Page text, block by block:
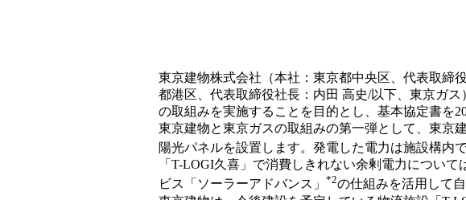
東京建物株式会社（本社：東京都中央区、代表取締
都港区、代表取締役社長：内田 高史/以下、東京ガ
の取組みを実施することを目的とし、基本協定書を
東京建物と東京ガスの取組みの第一弾として、東京
陽光パネルを設置します。発電した電力は施設構内
「T-LOGI久喜」で消費しきれない余剰電力につい
ビス「ソーラーアドバンス」 *2の仕組みを活用して